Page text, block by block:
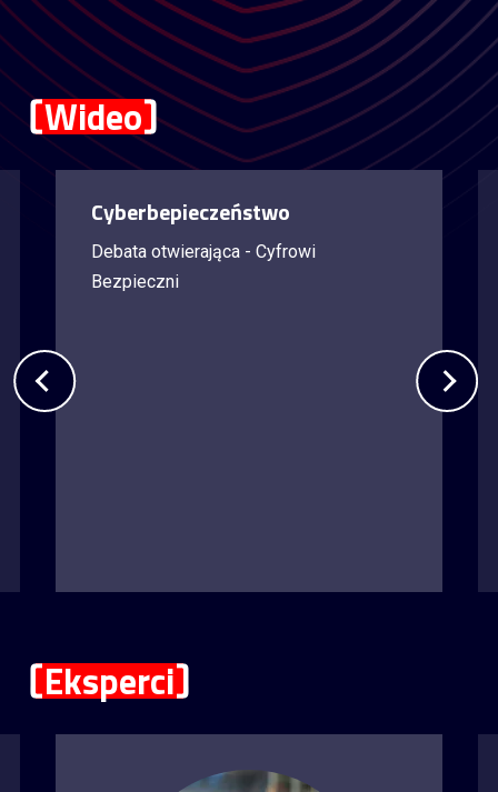
Wideo
Cyberbepieczeństwo
Debata otwierająca - Cyfrowi
Bezpieczni
Eksperci